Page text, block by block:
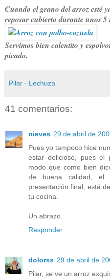
Cuando el grano del arroz esté
reposar cubierto durante unos 5
Servimos bien calentito y
picado.
Pilar - Lechuza
41 comentarios:
nieves 29 de abril de
Pues yo tampoco hice
estar delicioso, pues el
modo que como bien
de buena calidad, el
presentación final, está
tu cocina.
Un abrazo.
Responder
dolorss 29 de abril de
Pilar, se ve un arroz